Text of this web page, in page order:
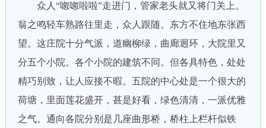
众人“唿唿啦啦”走进门，管家老头就又将门关上。
翁之鸣轻车熟路往里走，众人跟随。东方不住地东张西
望。这庄院十分气派，道幽柳绿，曲廊迥环，大院里又
分五个小院。各个小院的建筑不同。但各具特色，处处
精巧别致，让人应接不暇。五院的中心处是一个很大的
荷塘，里面莲花盛开，甚是好看，绿色清清，一派优雅
之气。通向各院分别是几座曲形桥，桥柱上栏杆似铁